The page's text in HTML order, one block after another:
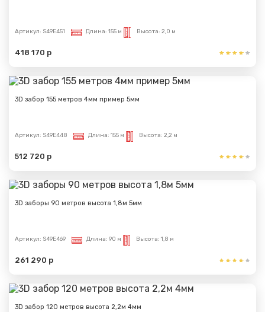
Артикул: S49E451 Длина: 155 м Высота: 2,0 м
418 170 р
3D забор 155 метров 4мм пример 5мм
Артикул: S49E448 Длина: 155 м Высота: 2,2 м
512 720 р
3D заборы 90 метров высота 1,8м 5мм
Артикул: S49E469 Длина: 90 м Высота: 1,8 м
261 290 р
3D забор 120 метров высота 2,2м 4мм